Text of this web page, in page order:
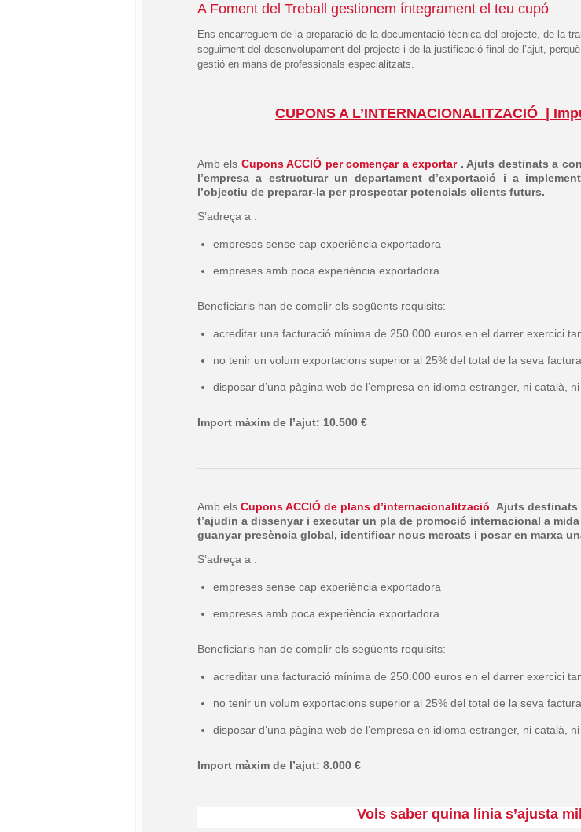
A Foment del Treball gestionem íntegrament el teu cupó
Ens encarreguem de la preparació de la documentació tècnica del projecte, de la
seguiment del desenvolupament del projecte i de la justificació final de l’ajut,
gestió en mans de professionals especialitzats.
CUPONS A L’INTERNACIONALITZACIÓ |
Amb els Cupons ACCIÓ per començar a exportar. Ajuts destinats a
l’empresa a estructurar un departament d’exportació i a
l’objectiu de preparar-la per prospectar potencials clients futurs.
S’adreça a :
empreses sense cap experiència exportadora
empreses amb poca experiència exportadora
Beneficiaris han de complir els següents requisits:
acreditar una facturació mínima de 250.000 euros en el darrer exercici
no tenir un volum exportacions superior al 25% del total de la seva
disposar d’una pàgina web de l’empresa en idioma estranger, ni català,
Import màxim de l’ajut: 10.500 €
Amb els Cupons ACCIÓ de plans d’internacionalització
Ajuts destinats
t’ajudin a dissenyar i executar un pla de promoció internacional a
guanyar presència global, identificar nous mercats i posar en marxa
S’adreça a :
empreses sense cap experiència exportadora
empreses amb poca experiència exportadora
Beneficiaris han de complir els següents requisits:
acreditar una facturació mínima de 250.000 euros en el darrer exercici
no tenir un volum exportacions superior al 25% del total de la seva
disposar d’una pàgina web de l’empresa en idioma estranger, ni català,
Import màxim de l’ajut: 8.000 €
Vols saber quina línia s’ajusta